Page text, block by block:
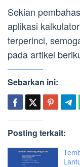
Sekian
aplikasi
terperinci,
pada artikel
Sebarkan ini:
Posting terkait: